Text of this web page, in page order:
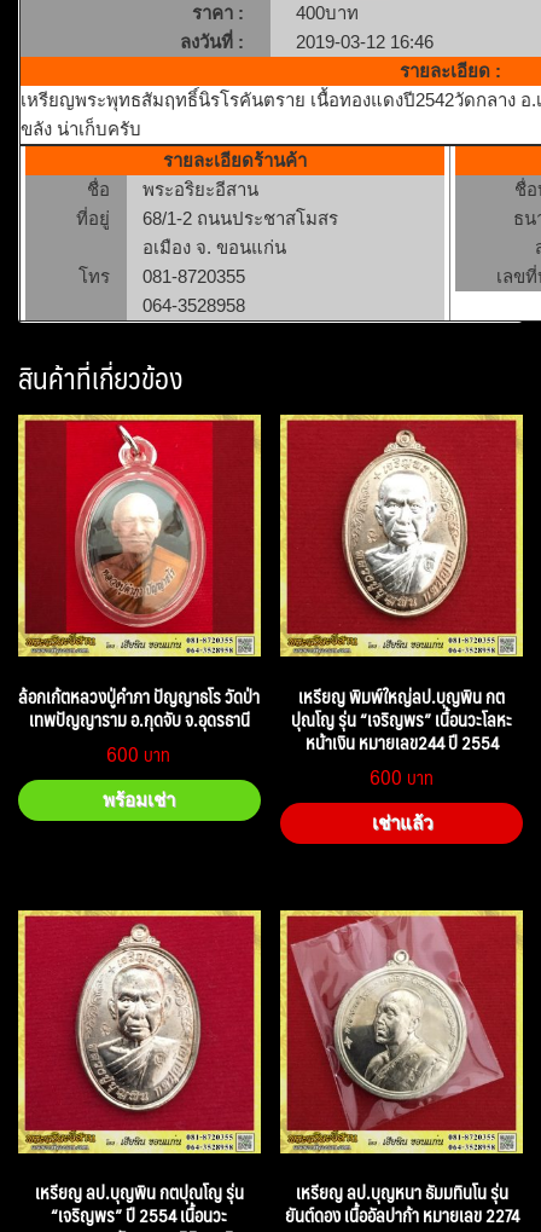
ราคา :
400บาท
ลงวันที่ :
2019-03-12 16:46
รายละเอียด :
เหรียญพระพุทธสัมฤทธิ์นิรโรคันตราย เนื้อทองแดงปี2542วัดกลาง
ขลัง น่าเก็บครับ
รายละเอียดร้านค้า
ชื่อ
พระอริยะอีสาน
ที่อยู่
68/1-2 ถนนประชาสโมสร
อเมือง จ. ขอนแก่น
โทร
081-8720355
064-3528958
ชื่
ธน
เลข
สินค้าที่เกี่ยวข้อง
ล้อกเก้ตหลวงปู่คำภา ปัญญาธโร วัดป่า
เทพปัญญาราม อ.กุดจับ จ.อุดรธานี
600
พร้อมเช่า
เหรียญ พิมพ์ใหญ่ลป.บุญพิน กต
ปุณโญ รุ่น “เจริญพร” เนื้อนวะโลหะ
หน้าเงิน หมายเลข244 ปี 2554
600
เช่าแล้ว
เหรียญ ลป.บุญพิน กตปุณโญ รุ่น
“เจริญพร” ปี 2554 เนื้อนวะ
เหรียญ ลป.บุญหนา ธัมมทินโน รุ่น
ยันต์ดอง เนื้ออัลปาก้า หมายเลข 2274